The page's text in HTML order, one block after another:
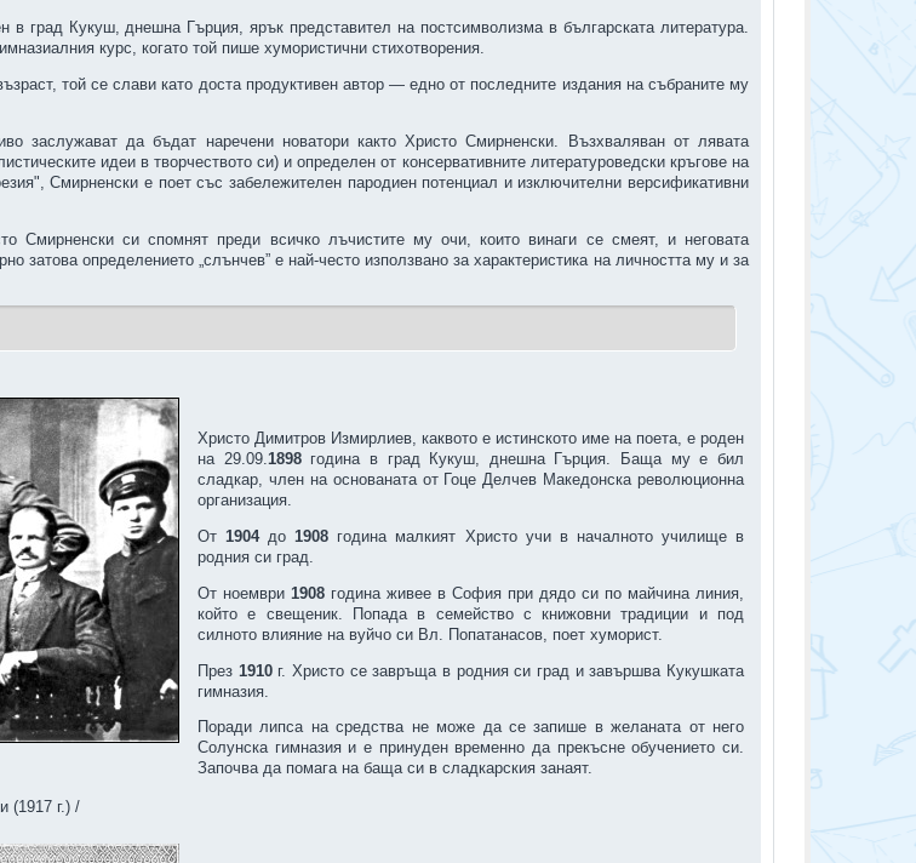
в град Кукуш, днешна Гърция, ярък представител на постсимволизма в българската литература.
курс, когато той пише хумористични стихотворения.
той се слави като доста продуктивен автор — едно от последните издания на събраните му
заслужават да бъдат наречени новатори както Христо Смирненски. Възхваляван от лявата
идеи в творчеството си) и определен от консервативните литературоведски кръгове на
Смирненски е поет със забележителен пародиен потенциал и изключителни версификативни
Смирненски си спомнят преди всичко лъчистите му очи, които винаги се смеят, и неговата
затова определението „слънчев” е най-често използвано за характеристика на личността му и за
(1917 г.) /
Христо Димитров Измирлиев, каквото е истинското име на поета, е роден
на 29.09.1898 година в град Кукуш, днешна Гърция. Баща му е бил
сладкар, член на основаната от Гоце Делчев Македонска революционна
организация.
От 1904 до 1908 година малкият Христо учи в началното училище в
родния си град.
От ноември 1908 година живее в София при дядо си по майчина линия,
който е свещеник. Попада в семейство с книжовни традиции и под
силното влияние на вуйчо си Вл. Попатанасов, поет хуморист.
През 1910 г. Христо се завръща в родния си град и завършва Кукушката
гимназия.
Поради липса на средства не може да се запише в желаната от него
Солунска гимназия и е принуден временно да прекъсне обучението си.
Започва да помага на баща си в сладкарския занаят.